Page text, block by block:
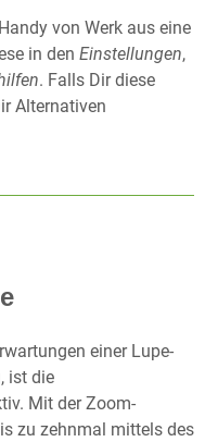
von Werk aus eine
in den Einstellungen,
. Falls Dir diese
Alternativen
einer Lupe-
ist die
Mit der Zoom-
zu zehnmal mittels des